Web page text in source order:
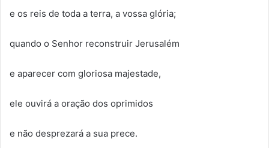
e os reis de toda a terra, a vossa glória;
quando o Senhor reconstruir Jerusalém
e aparecer com gloriosa majestade,
ele ouvirá a oração dos oprimidos
e não desprezará a sua prece.